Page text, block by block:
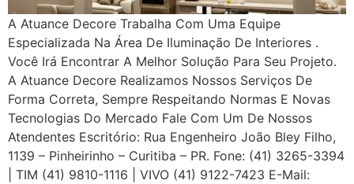
A Atuance Decore Trabalha Com Uma Equipe
Especializada Na Área De Iluminação De Interiores .
Você Irá Encontrar A Melhor Solução Para Seu Projeto.
A Atuance Decore Realizamos Nossos Serviços De
Forma Correta, Sempre Respeitando Normas E Novas
Tecnologias Do Mercado Fale Com Um De Nossos
Atendentes Escritório: Rua Engenheiro João Bley Filho,
1139 – Pinheirinho – Curitiba – PR. Fone: (41) 3265-3394
| TIM (41) 9810-1116 | VIVO (41) 9122-7423 E-Mail: